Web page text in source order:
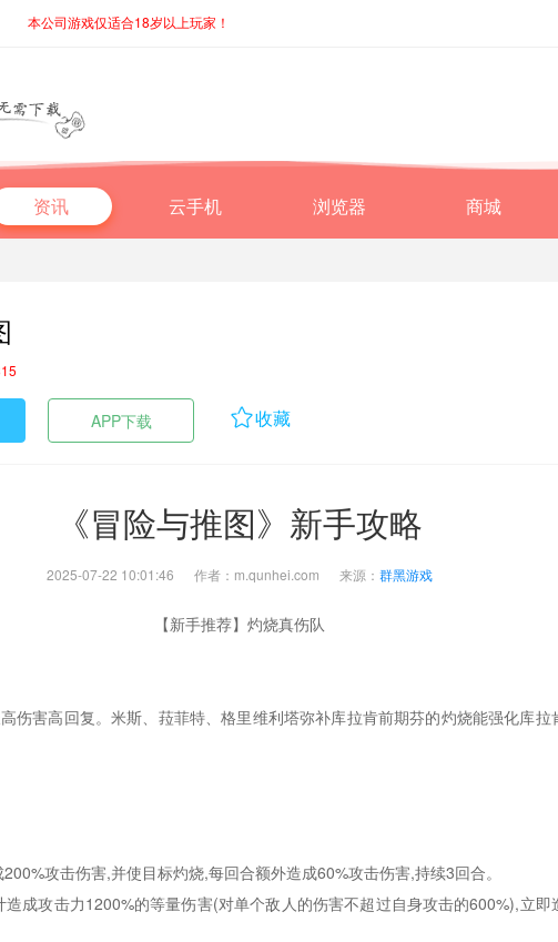
本公司游戏仅适合18岁以上玩家！
资讯 云手机 浏览器 商城
APP下载 收藏
《冒险与推图》新手攻略
2025-07-22 10:01:46 作者：m.qunhei.com 来源： 群黑游戏
【新手推荐】灼烧真伤队
伤害高回复。米斯、菈菲特、格里维利塔弥补库拉肯前期芬的灼烧能强化库拉
200%攻击伤害,并使目标灼烧,每回合额外造成60%攻击伤害,持续3回合。
造成攻击力1200%的等量伤害(对单个敌人的伤害不超过自身攻击的600%),立